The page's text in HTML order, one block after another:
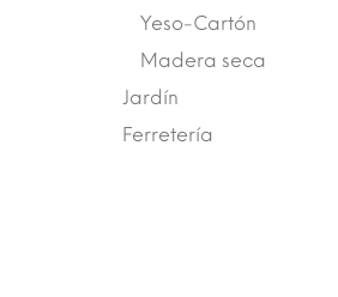
Yeso-Cartón
Madera seca
Jardín
Ferretería